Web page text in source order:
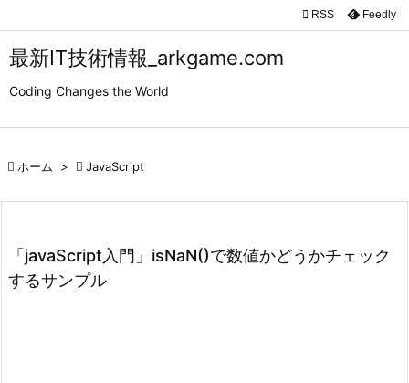
最新IT技術情報_arkgame.com
Coding Changes the World


検索
 RSS Feedly
 ホーム >  JavaScript
「javaScript入門」isNaN()で数値かどうかチェック
するサンプル